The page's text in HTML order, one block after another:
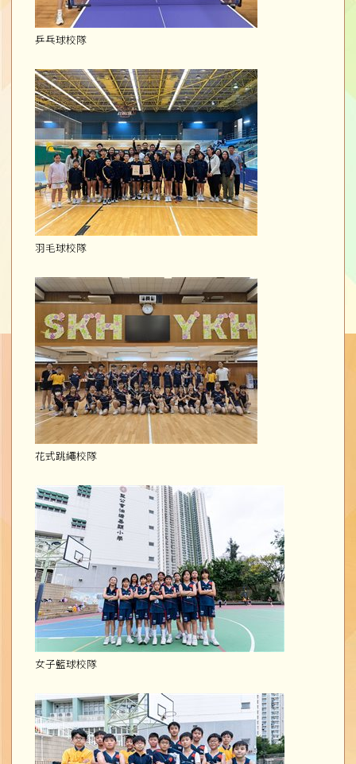
乒乓球校隊
羽毛球校隊
花式跳繩校隊
女子籃球校隊